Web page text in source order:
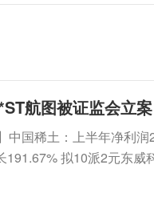
航图被证监会立案
中国稀土：上半年净利
拟10派2元东威
亿元 同比增长88.95%光